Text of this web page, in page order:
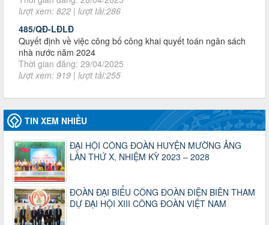
485/QĐ-LĐLĐ
Quyết định về việc công bố công khai quyết toán ngân sách
nhà nước năm 2024
Thời gian đăng: 29/04/2025
lượt xem: 919 | lượt tải:255
2930/TLĐ-TC
Công văn số 2930/TLĐ-TC, ngày 31/12/2024 của Tổng
Công đoàn năm 2025
Thời gian đăng: 06/01/2025
lượt xem: 1067 | lượt tải:437
47-TTCĐ/BTGTU
Thông tin chuyên đề: Một số nôi dung về sắp xếp tổ chức bộ
máy của hệ thống chính trị tinh gọn, hoạt động hiệu lực, hiệu
quả
Thời gian đăng: 25/12/2024
lượt xem: 1226 | lượt tải:339
TIN XEM NHIỀU
ĐẠI HỘI CÔNG ĐOÀN HUYỆN MƯỜNG ẢNG
LẦN THỨ X, NHIỆM KỲ 2023 – 2028
ĐOÀN ĐẠI BIỂU CÔNG ĐOÀN ĐIỆN BIÊN THAM
DỰ ĐẠI HỘI XIII CÔNG ĐOÀN VIỆT NAM